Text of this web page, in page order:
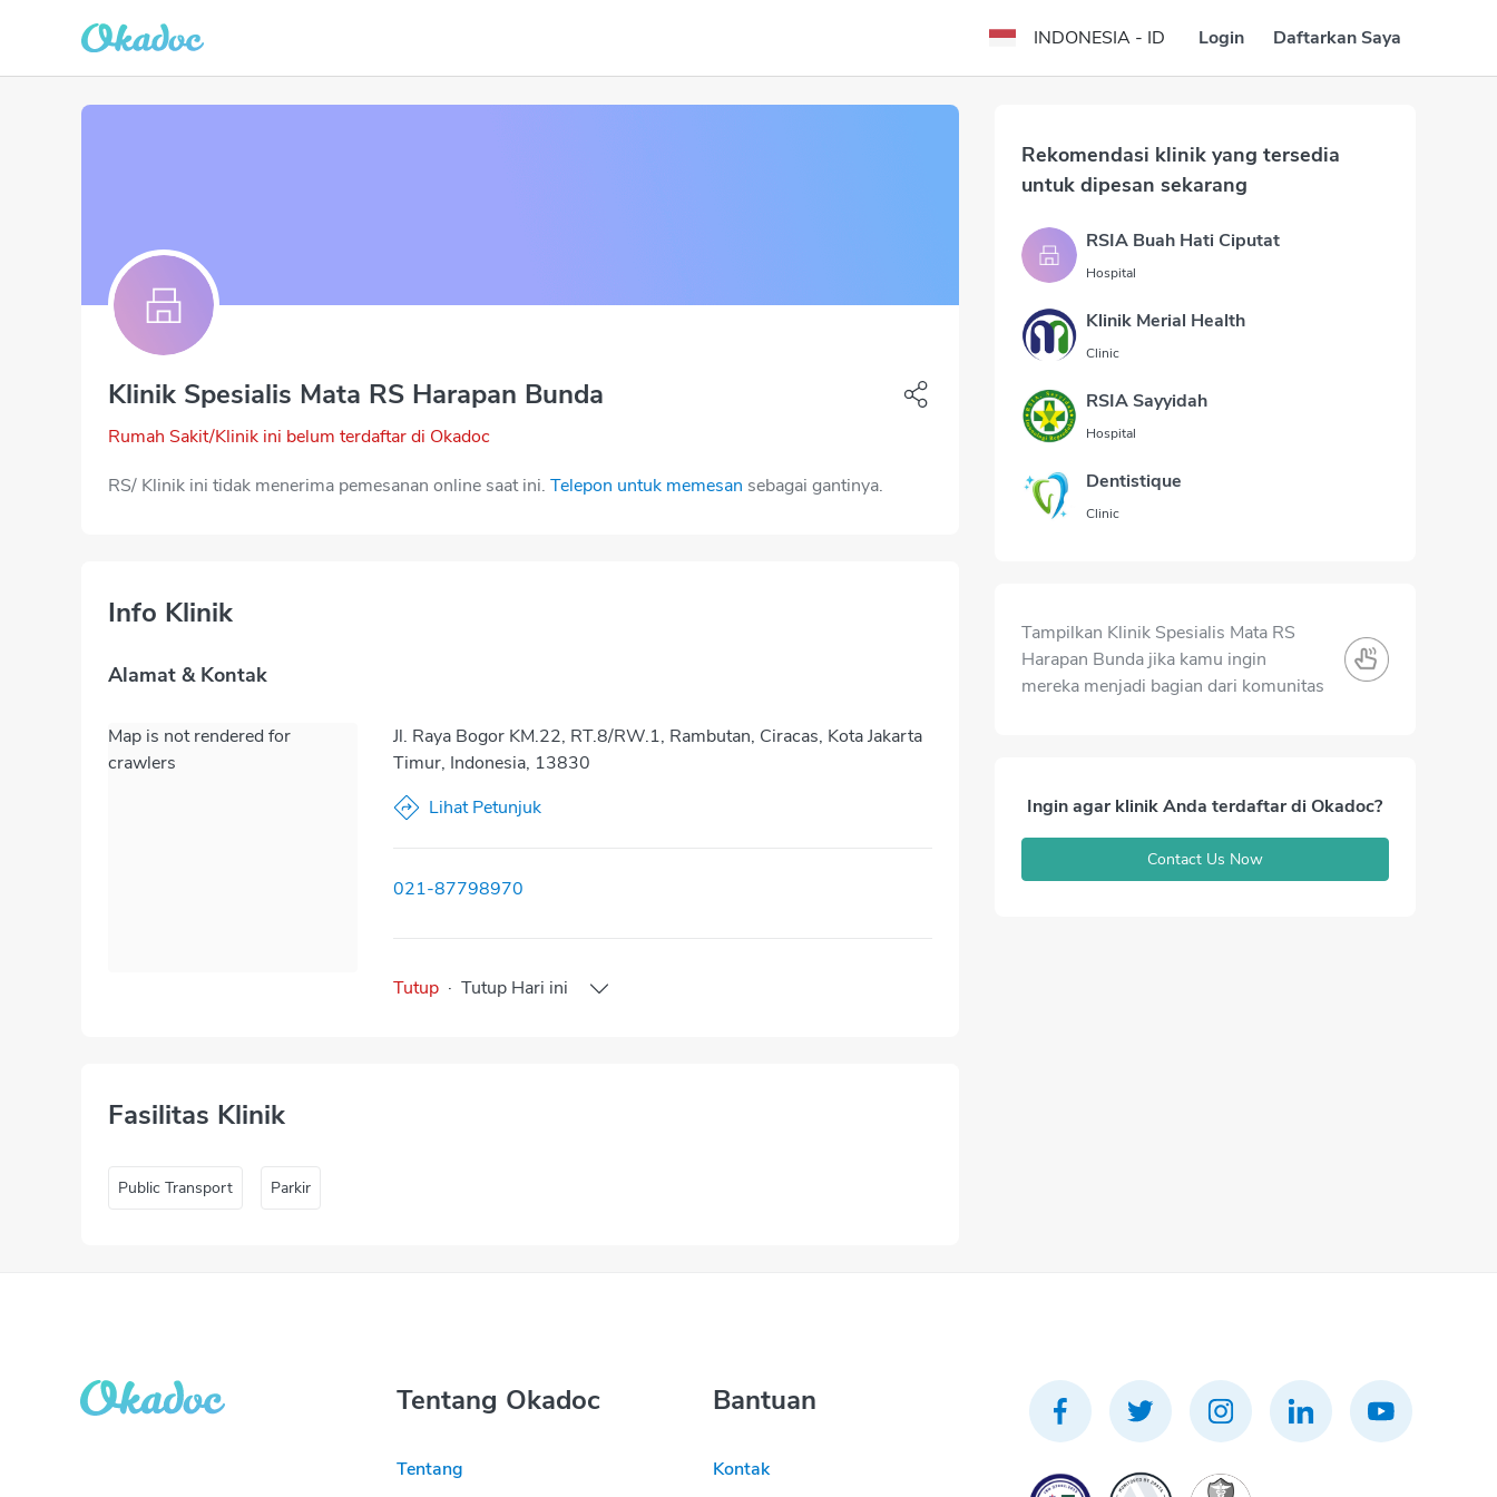
INDONESIA - ID Login Daftarkan Saya
Klinik Spesialis Mata RS Harapan Bunda
Rumah Sakit/Klinik ini belum terdaftar di Okadoc
RS/ Klinik ini tidak menerima pemesanan online saat ini. Telepon untuk memesan sebagai gantinya.
Info Klinik
Alamat & Kontak
Map is not rendered for
crawlers
Jl. Raya Bogor KM.22, RT.8/RW.1, Rambutan, Ciracas, Kota Jakarta
Timur, Indonesia, 13830
Lihat Petunjuk
021-87798970
Tutup · Tutup Hari ini
Fasilitas Klinik
Public Transport Parkir
Rekomendasi klinik yang tersedia
untuk dipesan sekarang
RSIA Buah Hati Ciputat
Hospital
Klinik Merial Health
Clinic
RSIA Sayyidah
Hospital
Dentistique
Clinic
Tampilkan Klinik Spesialis Mata RS
Harapan Bunda jika kamu ingin
mereka menjadi bagian dari komunitas
Ingin agar klinik Anda terdaftar di Okadoc?
Contact Us Now
Tentang Okadoc
Tentang
Bantuan
Kontak